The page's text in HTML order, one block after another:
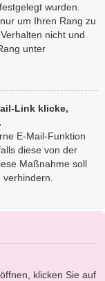
wurden.
um Ihren Rang zu
nicht und
unter
Link klicke,
E-Mail-Funktion
diese von der
Maßnahme soll
klicken Sie auf